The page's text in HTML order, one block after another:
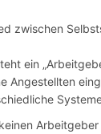
zwischen
ein
Angestellten